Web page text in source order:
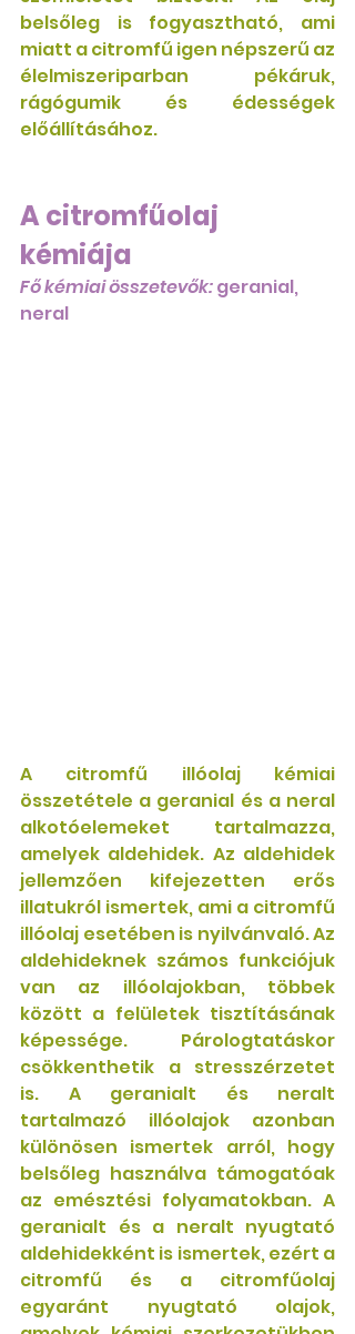
belsőleg is fogyasztható, ami
miatt a citromfű igen népszerű az
élelmiszeriparban pékáruk,
rágógumik és édességek
előállításához.
A citromfűolaj
kémiája
Fő kémiai összetevők: geranial,
neral
A citromfű illóolaj kémiai
összetétele a geranial és a neral
alkotóelemeket tartalmazza,
amelyek aldehidek. Az aldehidek
jellemzően kifejezetten erős
illatukról ismertek, ami a citromfű
illóolaj esetében is nyilvánvaló. Az
aldehideknek számos funkciójuk
van az illóolajokban, többek
között a felületek tisztításának
képessége. Párologtatáskor
csökkenthetik a stresszérzetet
is. A geranialt és neralt
tartalmazó illóolajok azonban
különösen ismertek arról, hogy
belsőleg használva támogatóak
az emésztési folyamatokban. A
geranialt és a neralt nyugtató
aldehidekként is ismertek, ezért a
citromfű és a citromfűolaj
egyaránt nyugtató olajok,